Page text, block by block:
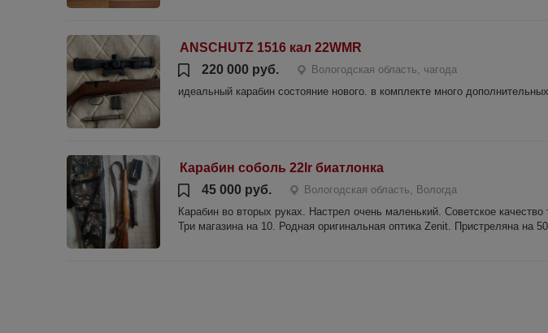
ANSCHUTZ 1516 кал 22WMR
220 000 руб.
Вологодская область, чагода
идеальный карабин состояние нового. в комплекте много
Карабин соболь 22lr биатлонка
45 000 руб.
Вологодская область, Вологда
Карабин во вторых руках. Настрел очень маленький. Советское
Три магазина на 10. Родная оригинальная оптика Zenit. Пристреляна на